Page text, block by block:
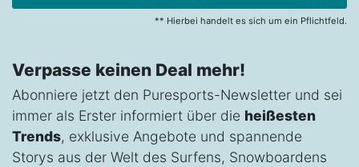
** Hierbei handelt es sich um ein Pflichtfeld.
Verpasse keinen Deal mehr!
Abonniere jetzt den Puresports-Newsletter und sei
immer als Erster informiert über die heißesten
Trends, exklusive Angebote und spannende
Storys aus der Welt des Surfens, Snowboardens